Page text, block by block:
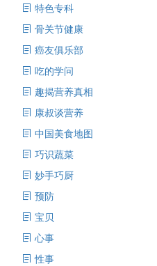
特色专科
骨关节健康
癌友俱乐部
吃的学问
趣揭营养真相
康叔谈营养
中国美食地图
巧识蔬菜
妙手巧厨
预防
宝贝
心事
性事